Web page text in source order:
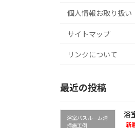
個人情報お取り扱い
サイトマップ
リンクについて
最近の投稿
浴室バスルーム清
掃施工例
浴
新